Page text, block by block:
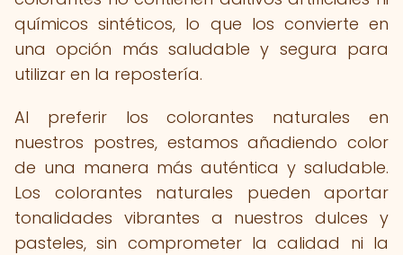
químicos sintéticos, lo que los convierte en
una opción más saludable y segura para
utilizar en la repostería.
Al preferir los colorantes naturales en
nuestros postres, estamos añadiendo color
de una manera más auténtica y saludable.
Los colorantes naturales pueden aportar
tonalidades vibrantes a nuestros dulces y
pasteles, sin comprometer la calidad ni la